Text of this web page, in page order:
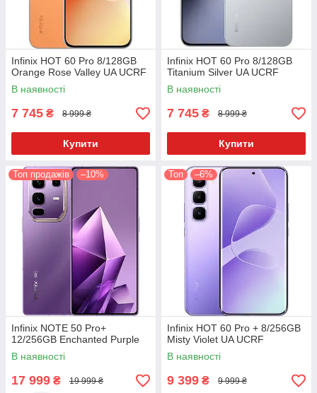
Infinix HOT 60 Pro 8/128GB
Orange Rose Valley UA UCRF
В наявності
7 745 ₴ 8 999 ₴
Купити
Infinix HOT 60 Pro 8/128GB
Titanium Silver UA UCRF
В наявності
7 745 ₴ 8 999 ₴
Купити
Топ продажів –10%
Infinix NOTE 50 Pro+
12/256GB Enchanted Purple
В наявності
17 999 ₴ 19 999 ₴
Топ –6%
Infinix HOT 60 Pro + 8/256GB
Misty Violet UA UCRF
В наявності
9 399 ₴ 9 999 ₴